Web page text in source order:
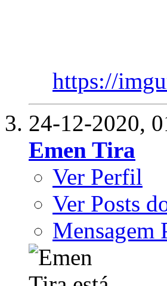
https://
24-12-2020,
Emen Tira
Ver Perfil
Ver Posts
Mensagem